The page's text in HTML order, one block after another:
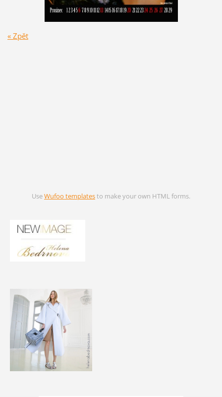
« Zpět
UseWufoo templatesto make your own HTML forms.